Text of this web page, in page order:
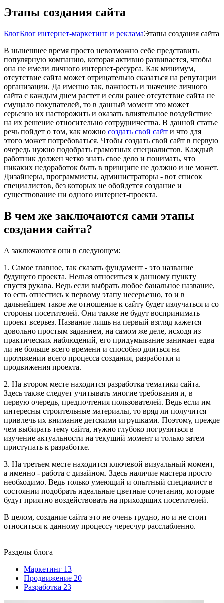
Этапы создания сайта
БлогБлог интернет-маркетинг и рекламаЭтапы создания сайта
В нынешнее время просто невозможно себе представить
популярную компанию, которая активно развивается, чтобы
она не имели личного интернет-ресурса. Как минимум,
отсутствие сайта может отрицательно сказаться на репутации
организации. Да именно так, важность и значение личного
сайта с каждым днем растет и если ранее отсутствие сайта не
смущало покупателей, то в данный момент это может
серьезно их насторожить и оказать влиятельное воздействие
на их решение относительно сотрудничества. В данной статье
речь пойдет о том, как можно создать свой сайт и что для
этого может потребоваться. Чтобы создать свой сайт в первую
очередь нужно подобрать грамотных специалистов. Каждый
работник должен четко знать свое дело и понимать, что
никаких недоработок быть в принципе не должно и не может.
Дизайнеры, программисты, администраторы - вот список
специалистов, без которых не обойдется создание и
существование ни одного интернет-проекта.
В чем же заключаются сами этапы
создания сайта?
А заключаются они в следующем:
1. Самое главное, так сказать фундамент - это название
будущего проекта. Нельзя относиться к данному пункту
спустя рукава. Ведь если выбрать любое банальное название,
то есть отнестись к первому этапу несерьезно, то и в
дальнейшем такое же отношение к сайту будет излучаться и со
стороны посетителей. Они также не будут воспринимать
проект всерьез. Название лишь на первый взгляд кажется
довольно простым заданием, на самом же деле, исходя из
практических наблюдений, его придумывание занимает едва
ли не больше всего времени и способно длиться на
протяжении всего процесса создания, разработки и
продвижения проекта.
2. На втором месте находится разработка тематики сайта.
Здесь также следует учитывать многие требования и, в
первую очередь, предпочтения пользователей. Ведь если им
интересны строительные материалы, то вряд ли получится
привлечь их внимание детскими игрушками. Поэтому, прежде
чем выбирать тему сайта, нужно глубоко погрузиться в
изучение актуальности на текущий момент и только затем
приступать к разработке.
3. На третьем месте находится ключевой визуальный момент,
а именно - работа с дизайном. Здесь наличие мастера просто
необходимо. Ведь только умеющий и опытный специалист в
состоянии подобрать идеальные цветные сочетания, которые
будут приятно воздействовать на приходящих посетителей.
В целом, создание сайта это не очень трудно, но и не стоит
относиться к данному процессу чересчур расслабленно.
Разделы блога
Маркетинг 13
Продвижение 20
Разработка 23